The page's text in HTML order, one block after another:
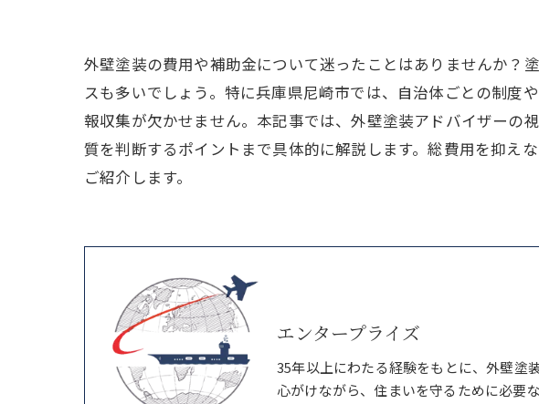
外壁塗装の費用や補助金について迷ったことはありませんか？
スも多いでしょう。特に兵庫県尼崎市では、自治体ごとの制度
報収集が欠かせません。本記事では、外壁塗装アドバイザーの
質を判断するポイントまで具体的に解説します。総費用を抑え
ご紹介します。
エンタープライズ
35年以上にわたる経験をもとに、外壁塗
心がけながら、住まいを守るために必要